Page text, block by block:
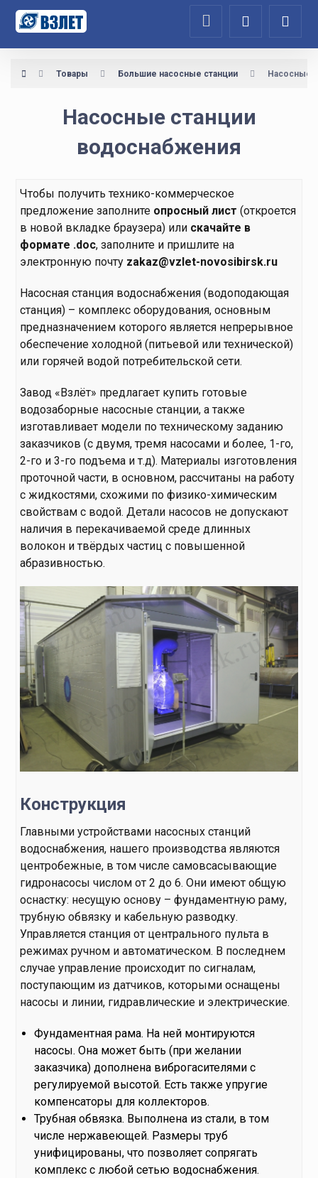
Товары Большие насосные станции Насосные
Насосные станции
водоснабжения
Чтобы получить технико-коммерческое
предложение заполните опросный лист (откроется
в новой вкладке браузера) или скачайте в
формате .doc, заполните и пришлите на
электронную почту zakaz@vzlet-novosibirsk.ru
Насосная станция водоснабжения (водоподающая
станция) – комплекс оборудования, основным
предназначением которого является непрерывное
обеспечение холодной (питьевой или технической)
или горячей водой потребительской сети.
Завод «Взлёт» предлагает купить готовые
водозаборные насосные станции, а также
изготавливает модели по техническому заданию
заказчиков (с двумя, тремя насосами и более, 1-го,
2-го и 3-го подъема и т.д). Материалы изготовления
проточной части, в основном, рассчитаны на работу
с жидкостями, схожими по физико-химическим
свойствам с водой. Детали насосов не допускают
наличия в перекачиваемой среде длинных
волокон и твёрдых частиц с повышенной
абразивностью.
Конструкция
Главными устройствами насосных станций
водоснабжения, нашего производства являются
центробежные, в том числе самовсасывающие
гидронасосы числом от 2 до 6. Они имеют общую
оснастку: несущую основу – фундаментную раму,
трубную обвязку и кабельную разводку.
Управляется станция от центрального пульта в
режимах ручном и автоматическом. В последнем
случае управление происходит по сигналам,
поступающим из датчиков, которыми оснащены
насосы и линии, гидравлические и электрические.
Фундаментная рама. На ней монтируются
насосы. Она может быть (при желании
заказчика) дополнена виброгасителями с
регулируемой высотой. Есть также упругие
компенсаторы для коллекторов.
Трубная обвязка. Выполнена из стали, в том
числе нержавеющей. Размеры труб
унифицированы, что позволяет сопрягать
комплекс с любой сетью водоснабжения.